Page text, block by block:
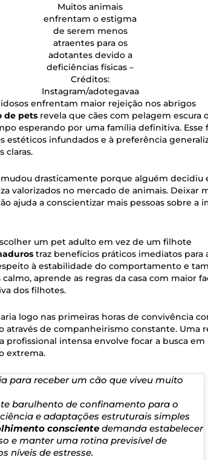
Muitos animais
enfrentam o estigma
de serem menos
atraentes para os
adotantes devido a
deficiências físicas –
Créditos:
Instagram/adotegavaa
enfrentam maior rejeição nos abrigos
de pets revela que cães com pelagem escura
esperando por uma família definitiva. Esse
estéticos infundados e à preferência
claras.
drasticamente porque alguém decidiu
valorizados no mercado de animais. Deixar
ajuda a conscientizar mais pessoas sobre a
um pet adulto em vez de um filhote
traz benefícios práticos imediatos para
à estabilidade do comportamento e
aprende as regras da casa com maior
dos filhotes.
logo nas primeiras horas de convivência
de companheirismo constante. Uma
profissional intensa envolve focar a busca
extrema.
para receber um cão que viveu muito
barulhento de confinamento para o
e adaptações estruturais simples
consciente demanda estabelecer
e manter uma rotina previsível de
níveis de estresse.